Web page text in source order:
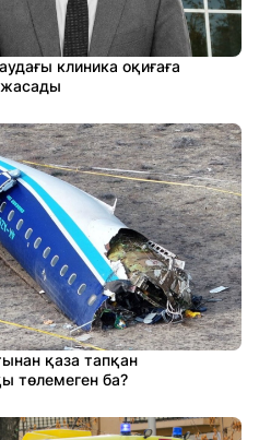
клиника оқиғаға
қаза тапқан
төлемеген ба?